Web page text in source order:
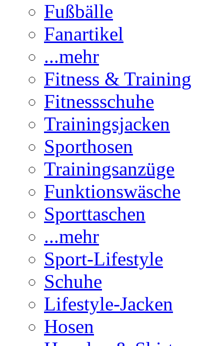
Fußbälle
Fanartikel
...mehr
Fitness & Training
Fitnessschuhe
Trainingsjacken
Sporthosen
Trainingsanzüge
Funktionswäsche
Sporttaschen
...mehr
Sport-Lifestyle
Schuhe
Lifestyle-Jacken
Hosen